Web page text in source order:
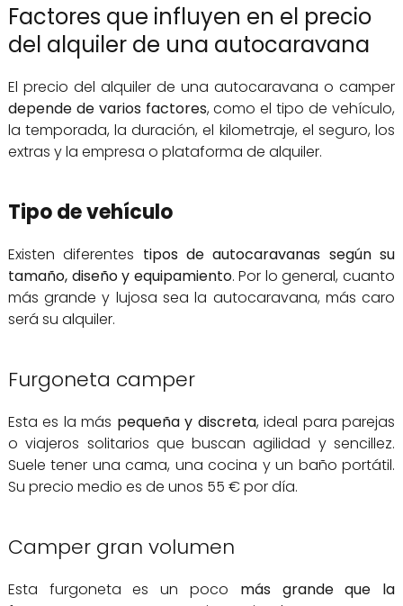
Factores que influyen en el precio
del alquiler de una autocaravana
El precio del alquiler de una autocaravana o camper
depende de varios factores, como el tipo de vehículo,
la temporada, la duración, el kilometraje, el seguro, los
extras y la empresa o plataforma de alquiler.
Tipo de vehículo
Existen diferentes tipos de autocaravanas según su
tamaño, diseño y equipamiento. Por lo general, cuanto
más grande y lujosa sea la autocaravana, más caro
será su alquiler.
Furgoneta camper
Esta es la más pequeña y discreta, ideal para parejas
o viajeros solitarios que buscan agilidad y sencillez.
Suele tener una cama, una cocina y un baño portátil.
Su precio medio es de unos 55 € por día.
Camper gran volumen
Esta furgoneta es un poco más grande que la